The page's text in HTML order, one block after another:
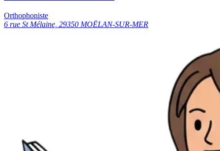
Orthophoniste
6 rue St Mélaine, 29350 MOËLAN-SUR-MER